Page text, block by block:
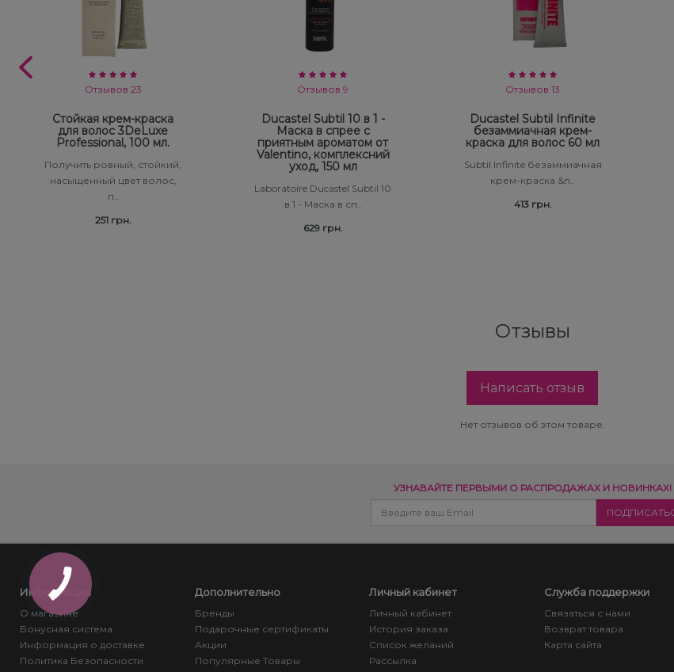
Отзывов 23
Стойкая крем-краска
для волос 3DeLuxe
Professional, 100 мл.
Получить ровный, стойкий,
насыщенный цвет волос,
п..
251 грн.
Отзывов 9
Ducastel Subtil 10 в 1 -
Маска в спрее с
приятным ароматом от
Valentino, комплексний
уход, 150 мл
Laboratoire Ducastel Subtil 10
в 1 - Маска в сп..
629 грн.
Отзывов 13
Ducastel Subtil Infinite
безаммиачная крем-
краска для волос 60 мл
Subtil Infinite безаммиачная
крем-краска &n..
413 грн.
Отзывы
Написать отзыв
Нет отзывов об этом товаре.
УЗНАВАЙТЕ ПЕРВЫМИ О РАСПРОДАЖАХ И НОВИНКАХ!
Информация
О магазине
Бонусная система
Информация о доставке
Политика Безопасности
Дополнительно
Бренды
Подарочные сертификаты
Акции
Популярные Товары
Личный кабинет
Личный кабинет
История заказа
Список желаний
Рассылка
Служба поддержки
Связаться с нами
Возврат товара
Карта сайта